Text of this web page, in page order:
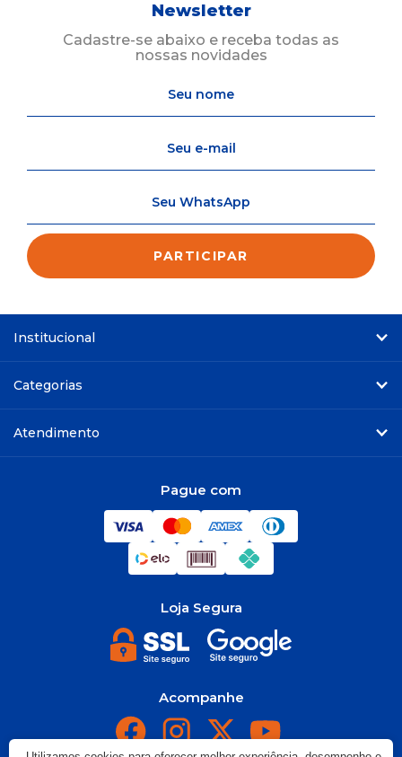
Newsletter
Cadastre-se abaixo e receba todas as
nossas novidades
Institucional
Categorias
Atendimento
Pague com
Loja Segura
Acompanhe